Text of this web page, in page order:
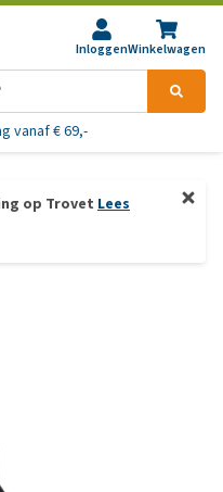
InloggenWinkelwagen
vanaf € 69,-
op Trovet Lees